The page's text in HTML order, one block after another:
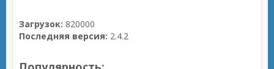
Загрузок: 820000
Последняя версия: 2.4.2